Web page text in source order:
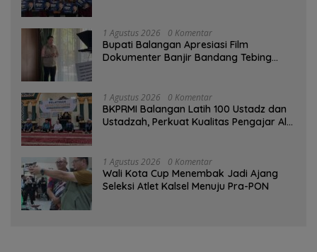
1 Agustus 2026 0 Komentar
Bupati Balangan Apresiasi Film
Dokumenter Banjir Bandang Tebing
1 Agustus 2026 0 Komentar
BKPRMI Balangan Latih 100 Ustadz dan
Ustadzah, Perkuat Kualitas Pengajar Al-
1 Agustus 2026 0 Komentar
Wali Kota Cup Menembak Jadi Ajang
Seleksi Atlet Kalsel Menuju Pra-PON